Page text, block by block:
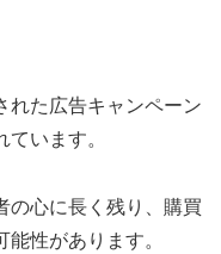
れた広告キャンペーン
います。
の心に長く残り、購買
性があります。